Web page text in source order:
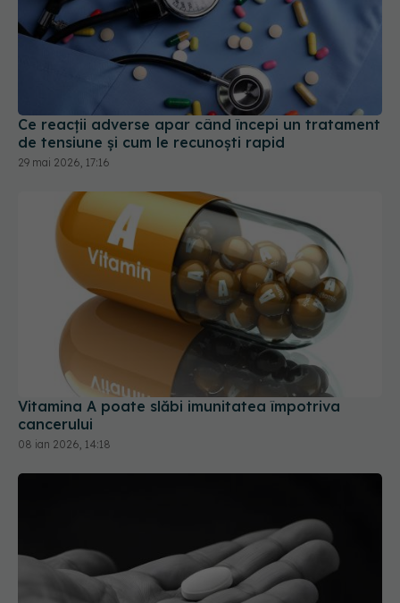
Ce reacții adverse apar când începi un tratament
de tensiune și cum le recunoști rapid
29 mai 2026, 17:16
Vitamina A poate slăbi imunitatea împotriva
cancerului
08 ian 2026, 14:18